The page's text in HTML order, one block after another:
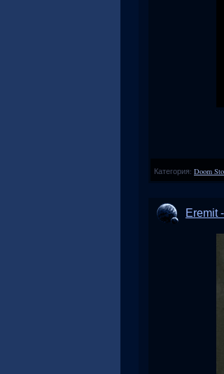
Категория: Doom
Eremit